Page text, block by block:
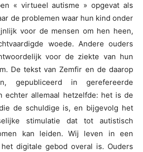
« virtueel autisme » opgevat als
de problemen waar hun kind onder
voor de mensen om hen heen,
woede. Andere ouders
voor de ziekte van hun
De tekst van Zemfir en de daarop
gepubliceerd in gerefereerde
echter allemaal hetzelfde: het is de
de schuldige is, en bijgevolg het
stimulatie dat tot autistisch
kan leiden. Wij leven in een
het digitale gebod overal is. Ouders